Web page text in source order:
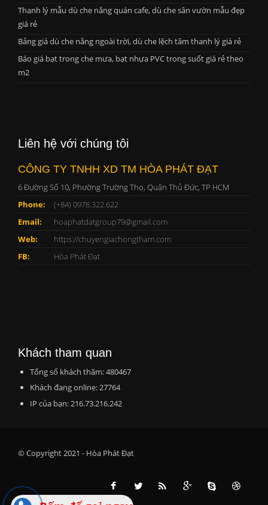
Thanh lý mẫu dù che nắng quán cafe, dù che sân vườn mẫu đẹp
giá rẻ
Bảng giá dù che nắng ngoài trời, dù che lệch tâm thanh lý giá rẻ
Báo giá bạt trong che mưa, bạt nhựa PVC trong suốt giá rẻ theo
m2
Liên hệ với chúng tôi
CÔNG TY TNHH XD TM HÒA PHÁT ĐẠT
6 Đường Số 10, Phường Trường Thọ, Quận Thủ Đức, TP HCM
Phone:
(+84) 0978.322.622
Email:
hoaphatdatgroup79@gmail.com
Web:
https://chuyengiachongtham.com
FB:
Hòa Phát Đạt
Khách tham quan
Tổng số khách thăm: 480467
Khách đang online: 27764
IP của bạn: 216.73.216.242
© Copyright 2021 - Hòa Phát Đạt